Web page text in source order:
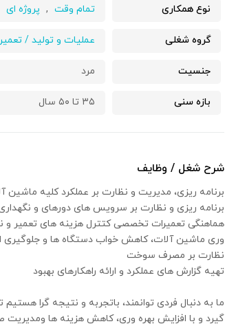
نوع همکاری تمام وقت , پروژه ای
گروه شغلی عملیات و تولید /
جنسیت مرد
بازه سنی ۳۵ تا ۵۰ سال
شرح شغل / وظایف
برنامه ريزى، مديريت و نظارت بر عملكرد كليه ماشين
برنامه ريزى و نظارت بر سرويس هاى دورهاى و
هماهنگى تعميرات تخصصى كتترل هزينه هاى تعمير و
ورى ماشين آلات، كاهش خواب دستگاه ها و جلوگيرى
نظارت بر مصرف سوخت
تهيه گزارش هاى عملكرد و ارائه راهكارهاى بهبود
ما به دنبال فردى توانمند، باتجربه و نتيجه گرا
گيرد و با افزايش بهره ورى، كاهش هزينه ها